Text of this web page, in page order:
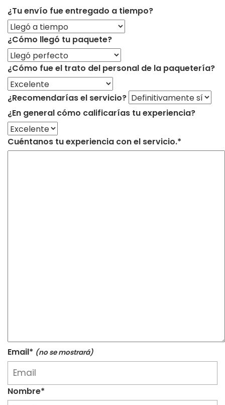
¿Tu envío fue entregado a tiempo?
¿Cómo llegó tu paquete?
¿Cómo fue el trato del personal de la paquetería?
¿Recomendarías el servicio?
¿En general cómo calificarías tu experiencia?
Cuéntanos tu experiencia con el servicio.*
Email* (no se mostrará)
Nombre*